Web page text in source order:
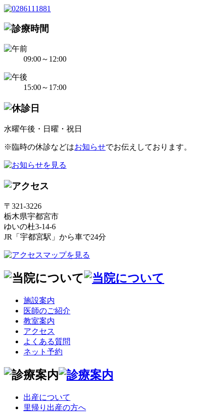
09:00～12:00
15:00～17:00
水曜午後・日曜・祝日
※臨時の休診などはお知らせでお伝えしております。
〒321-3226
栃木県宇都宮市
ゆいの杜3-14-6
JR「宇都宮駅」から車で24分
施設案内
医師のご紹介
教室案内
アクセス
よくある質問
ネット予約
出産について
里帰り出産の方へ